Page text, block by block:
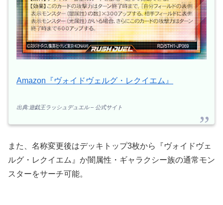
Amazon『ヴォイドヴェルグ・レクイエム』
出典:遊戯王ラッシュデュエル – 公式サイト
また、名称変更後はデッキトップ3枚から『ヴォイドヴェ
ルグ・レクイエム』か闇属性・ギャラクシー族の通常モン
スターをサーチ可能。